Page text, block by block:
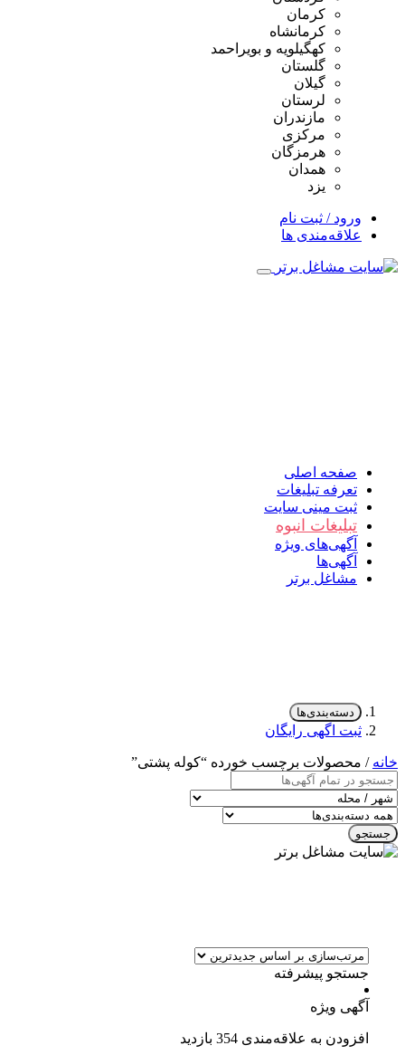
کرمان
کرمانشاه
کهگیلویه و بویراحمد
گلستان
گیلان
لرستان
مازندران
مرکزی
هرمزگان
همدان
یزد
ورود / ثبت نام
علاقه‌مندی ها
صفحه اصلی
تعرفه تبلیغات
ثبت مینی سایت
تبلیغات انبوه
آگهی‌های ویژه
آگهی‌ها
مشاغل برتر
دسته‌بندی‌ها
ثبت اگهی رایگان
خانه / محصولات برچسب خورده “کوله پشتی”
جستجو
جستجو پیشرفته
آگهی ویژه
افزودن به علاقه‌مندی 354 بازدید